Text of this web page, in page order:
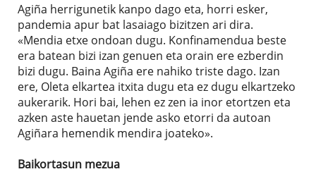
Agiña herrigunetik kanpo dago eta, horri esker,
pandemia apur bat lasaiago bizitzen ari dira.
«Mendia etxe ondoan dugu. Konfinamendua beste
era batean bizi izan genuen eta orain ere ezberdin
bizi dugu. Baina Agiña ere nahiko triste dago. Izan
ere, Oleta elkartea itxita dugu eta ez dugu elkartzeko
aukerarik. Hori bai, lehen ez zen ia inor etortzen eta
azken aste hauetan jende asko etorri da autoan
Agiñara hemendik mendira joateko».
Baikortasun mezua